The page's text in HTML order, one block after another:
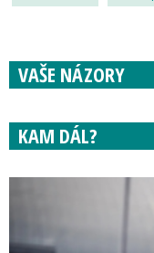
VAŠE NÁZORY
KAM DÁL?